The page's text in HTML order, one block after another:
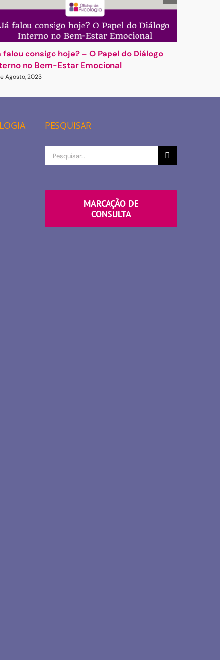
falou consigo hoje? – O Papel do Diálogo
no Bem-Estar Emocional
Agosto, 2023
PESQUISAR
Procurar
por
MARCAÇÃO DE
CONSULTA